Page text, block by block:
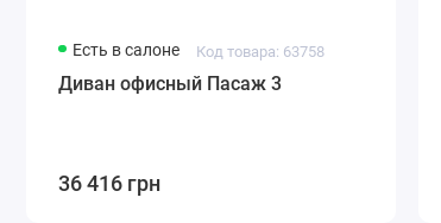
Есть в салоне Код товара: 63758
Диван офисный Пасаж 3
36 416 грн